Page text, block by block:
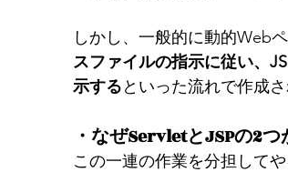
しかし、一般的に動的Web
スファイルの指示に従い、
示するといった流れで作成
・なぜServletとJSPの2
この一連の作業を分担して